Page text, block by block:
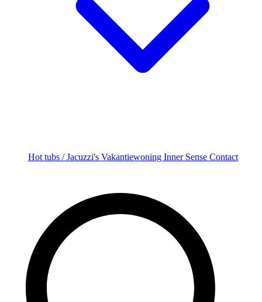
Hot tubs / Jacuzzi's Vakantiewoning Inner Sense Contact